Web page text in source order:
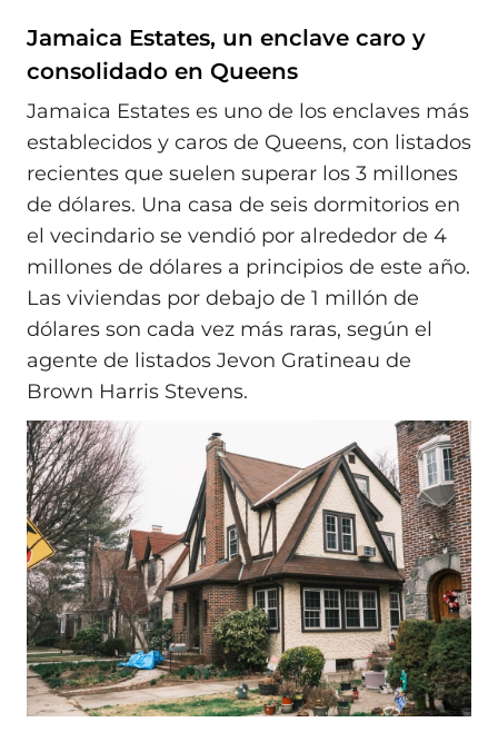
Jamaica Estates, un enclave caro y
consolidado en Queens
Jamaica Estates es uno de los enclaves más
establecidos y caros de Queens, con listados
recientes que suelen superar los 3 millones
de dólares. Una casa de seis dormitorios en
el vecindario se vendió por alrededor de 4
millones de dólares a principios de este año.
Las viviendas por debajo de 1 millón de
dólares son cada vez más raras, según el
agente de listados Jevon Gratineau de
Brown Harris Stevens.